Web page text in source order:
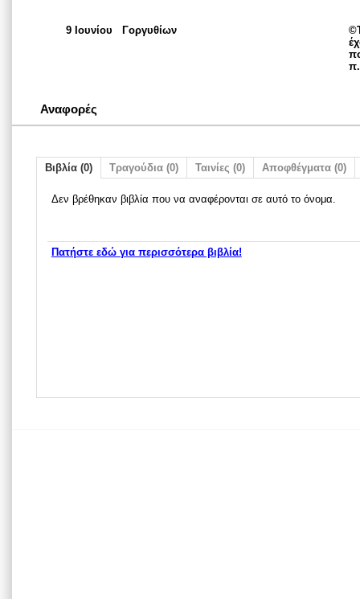
9 Ιουνίου Γοργυθίων
Αναφορές
Βιβλία (0) Τραγούδια (0) Ταινίες (0) Αποφθέγματα (0)
Δεν βρέθηκαν βιβλία που να αναφέρονται σε αυτό το όνομα.
Πατήστε εδώ για περισσότερα βιβλία!